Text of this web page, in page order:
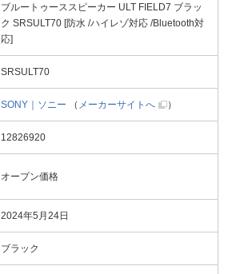
ブルートゥーススピーカー ULT FIELD7 ブラッ
ク SRSULT70 [防水 /ハイレゾ対応 /Bluetooth対
応]
SRSULT70
SONY｜ソニー （ メーカーサイトへ ）
12826920
オープン価格
2024年5月24日
ブラック